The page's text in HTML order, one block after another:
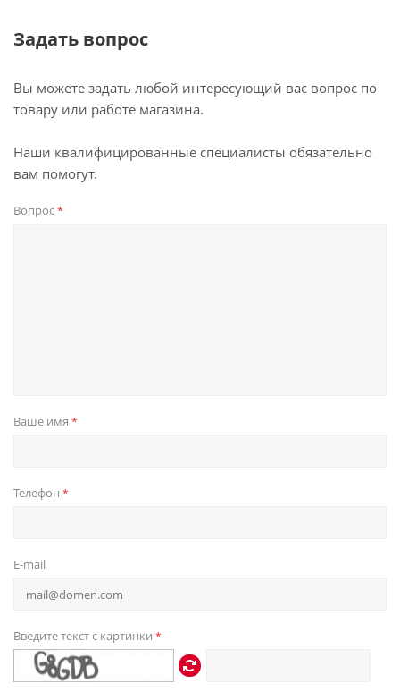
Задать вопрос
Вы можете задать любой интересующий вас вопрос по
товару или работе магазина.
Наши квалифицированные специалисты обязательно
вам помогут.
Вопрос*
Ваше имя *
Телефон *
E-mail
Введите текст с картинки *